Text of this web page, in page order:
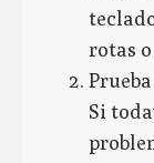
rotas
Si